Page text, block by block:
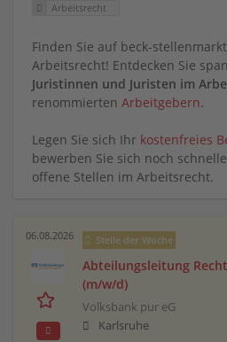
Arbeitsrecht
Finden Sie auf beck-
Arbeitsrecht! Entdecken Sie
Juristinnen und Juristen im
renommierten Arbeitgebern.
Legen Sie sich Ihr kostenfreies
bewerben Sie sich noch
offene Stellen im Arbeitsrecht.
06.08.2026 Stelle der Woche
Abteilungsleitung
(m/w/d)
Volksbank pur eG
Karlsruhe